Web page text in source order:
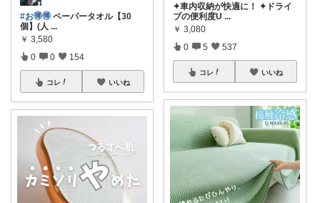
#お🉐🉐 ペーパータオル【30
個】(⁠人⁠ ...
￥ 3,580
0 0 154
コレ いいね
✦車内収納が快適に！ ✦ドライ
ブの便利度U ...
￥ 3,080
0 5 537
コレ いいね